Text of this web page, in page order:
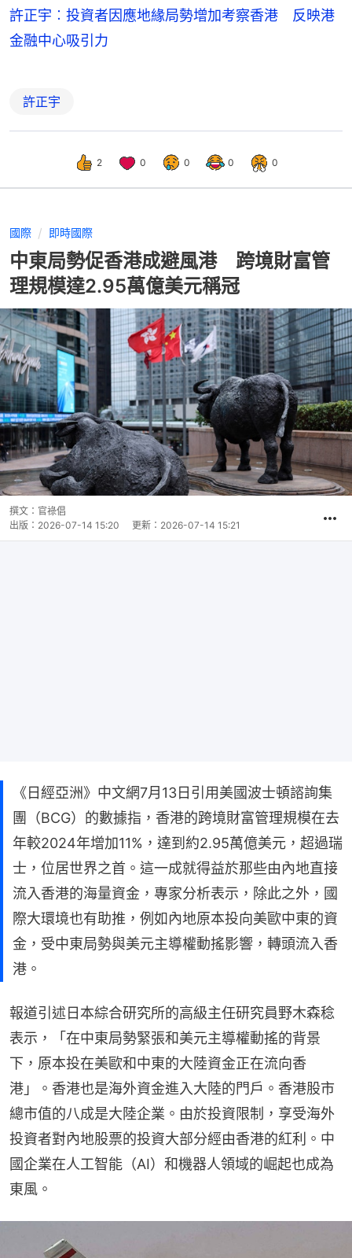
許正宇︰投資者因應地緣局勢增加考察香港 反映港
金融中心吸引力
許正宇
2 0 0 0 0
國際 即時國際
中東局勢促香港成避風港 跨境財富管
理規模達2.95萬億美元稱冠
撰文： 官祿倡
出版： 2026-07-14 15:20 更新： 2026-07-14 15:21
《日經亞洲》中文網7月13日引用美國波士頓諮詢集
團（BCG）的數據指，香港的跨境財富管理規模在去
年較2024年增加11%，達到約2.95萬億美元，超過瑞
士，位居世界之首。這一成就得益於那些由內地直接
流入香港的海量資金，專家分析表示，除此之外，國
際大環境也有助推，例如內地原本投向美歐中東的資
金，受中東局勢與美元主導權動搖影響，轉頭流入香
港。
報道引述日本綜合研究所的高級主任研究員野木森稔
表示，「在中東局勢緊張和美元主導權動搖的背景
下，原本投在美歐和中東的大陸資金正在流向香
港」。香港也是海外資金進入大陸的門戶。香港股市
總市值的八成是大陸企業。由於投資限制，享受海外
投資者對內地股票的投資大部分經由香港的紅利。中
國企業在人工智能（AI）和機器人領域的崛起也成為
東風。